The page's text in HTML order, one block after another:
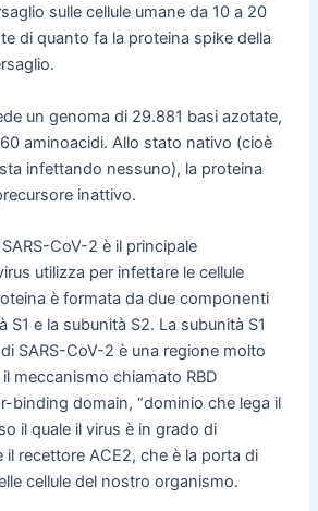
sulle cellule umane da 10 a 20
di quanto fa la proteina spike della
un genoma di 29.881 basi azotate,
aminoacidi. Allo stato nativo (cioè
infettando nessuno), la proteina
inattivo.
CoV-2 è il principale
utilizza per infettare le cellule
è formata da due componenti
S1 e la subunità S2. La subunità S1
SARS-CoV-2 è una regione molto
meccanismo chiamato RBD
binding domain, “dominio che lega il
il quale il virus è in grado di
il recettore ACE2, che è la porta di
cellule del nostro organismo.